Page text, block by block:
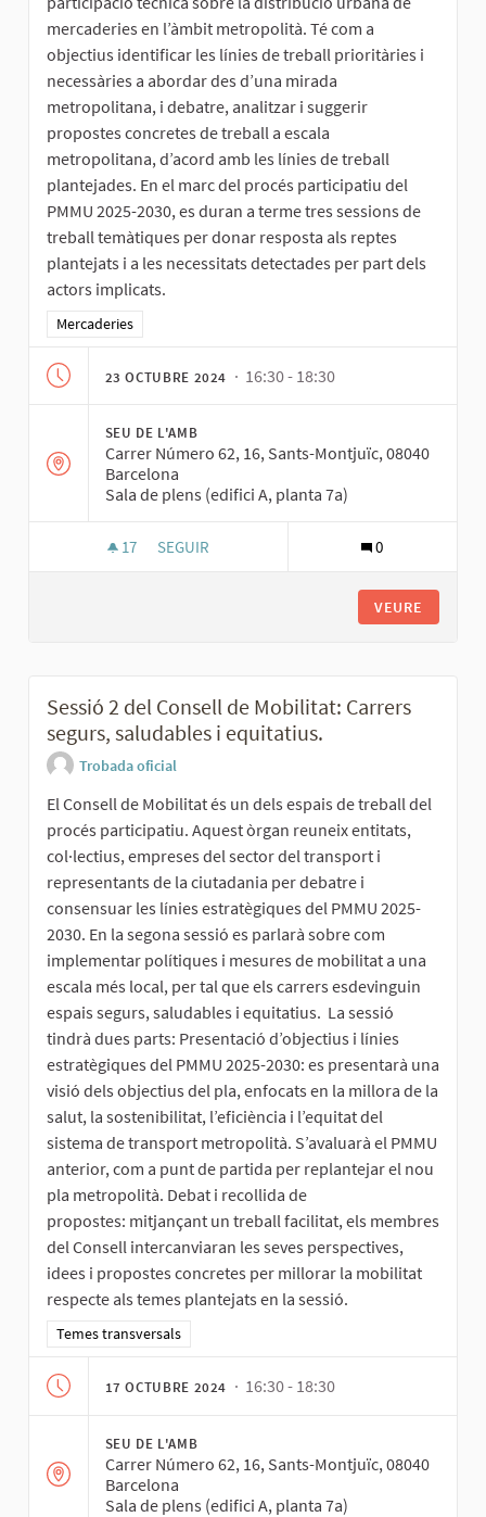
mercaderies en l’àmbit metropolità. Té com a
objectius identificar les línies de treball prioritàries i
necessàries a abordar des d’una mirada
metropolitana, i debatre, analitzar i suggerir
propostes concretes de treball a escala
metropolitana, d’acord amb les línies de treball
plantejades. En el marc del procés participatiu del
PMMU 2025-2030, es duran a terme tres sessions de
treball temàtiques per donar resposta als reptes
plantejats i a les necessitats detectades per part dels
actors implicats.
Resultats al filtrar per la categoria: Mercaderies
Mercaderies
23 OCTUBRE 2024 · 16:30 - 18:30
SEU DE L'AMB
Carrer Número 62, 16, Sants-Montjuïc, 08040
Barcelona
Sala de plens (edifici A, planta 7a)
17 17 SEGUIDORES
SEGUIR 0
VEURE
Sessió 2 del Consell de Mobilitat: Carrers
segurs, saludables i equitatius.
Trobada oficial
El Consell de Mobilitat és un dels espais de treball del
procés participatiu. Aquest òrgan reuneix entitats,
col·lectius, empreses del sector del transport i
representants de la ciutadania per debatre i
consensuar les línies estratègiques del PMMU 2025-
2030. En la segona sessió es parlarà sobre com
implementar polítiques i mesures de mobilitat a una
escala més local, per tal que els carrers esdevinguin
espais segurs, saludables i equitatius. La sessió
tindrà dues parts: Presentació d’objectius i línies
estratègiques del PMMU 2025-2030: es presentarà una
visió dels objectius del pla, enfocats en la millora de la
salut, la sostenibilitat, l’eficiència i l’equitat del
sistema de transport metropolità. S’avaluarà el PMMU
anterior, com a punt de partida per replantejar el nou
pla metropolità. Debat i recollida de
propostes: mitjançant un treball facilitat, els membres
del Consell intercanviaran les seves perspectives,
idees i propostes concretes per millorar la mobilitat
respecte als temes plantejats en la sessió.
Resultats al filtrar per la categoria: Temes transversals
Temes transversals
17 OCTUBRE 2024 · 16:30 - 18:30
SEU DE L'AMB
Carrer Número 62, 16, Sants-Montjuïc, 08040
Barcelona
Sala de plens (edifici A, planta 7a)